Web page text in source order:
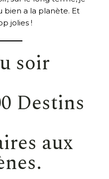
bien a la planète. Et
jolies !
soir
Destins
aux